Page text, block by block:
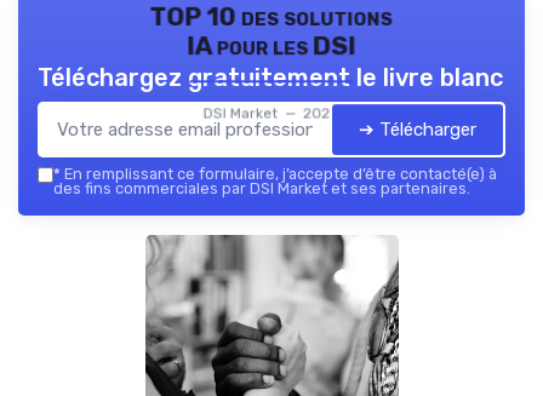
TOP 10 des solutions
IA pour les DSI
DSI Market — 2026
Téléchargez gratuitement le livre blanc
➔ Télécharger
* En remplissant ce formulaire, j’accepte d’être contacté(e) à
des fins commerciales par DSI Market et ses partenaires.